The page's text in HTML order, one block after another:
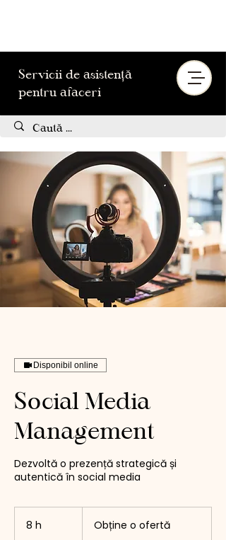
Servicii de asistență
pentru afaceri
Disponibil online
Social Media
Management
Dezvoltă o prezență strategică și
autentică în social media
8 h
ofertăObține o ofertă